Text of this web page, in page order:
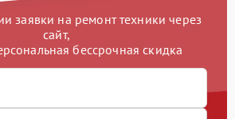
заявки на ремонт техники через
сайт,
бессрочная скидка